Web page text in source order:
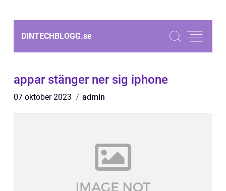
DINTECHBLOGG.se
appar stänger ner sig iphone
07 oktober 2023 admin